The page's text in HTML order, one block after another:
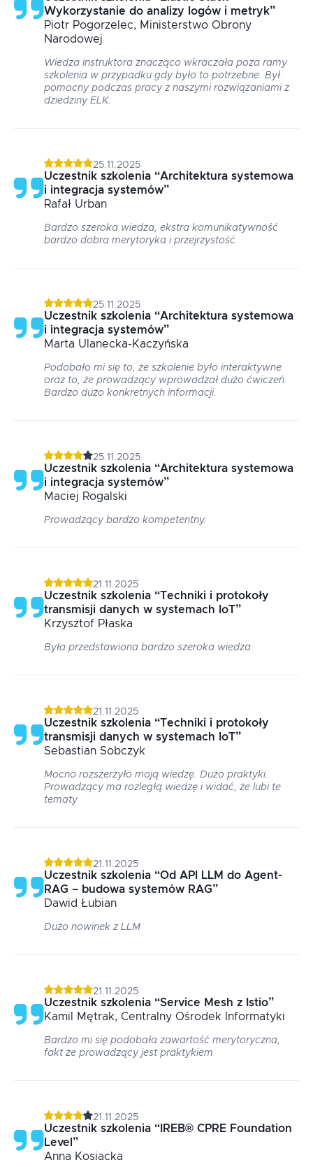
Wykorzystanie do analizy logów i metryk”
Piotr Pogorzelec, Ministerstwo Obrony
Narodowej
Wiedza instruktora znacząco wkraczała poza ramy
szkolenia w przypadku gdy było to potrzebne. Był
pomocny podczas pracy z naszymi rozwiązaniami z
dziedziny ELK.
25.11.2025
Uczestnik szkolenia “Architektura systemowa
i integracja systemów”
Rafał Urban
Bardzo szeroka wiedza, ekstra komunikatywność
bardzo dobra merytoryka i przejrzystość
25.11.2025
Uczestnik szkolenia “Architektura systemowa
i integracja systemów”
Marta Ulanecka-Kaczyńska
Podobało mi się to, że szkolenie było interaktywne
oraz to, że prowadzący wprowadzał dużo ćwiczeń.
Bardzo dużo konkretnych informacji.
25.11.2025
Uczestnik szkolenia “Architektura systemowa
i integracja systemów”
Maciej Rogalski
Prowadzący bardzo kompetentny.
21.11.2025
Uczestnik szkolenia “Techniki i protokoły
transmisji danych w systemach IoT”
Krzysztof Płaska
Była przedstawiona bardzo szeroka wiedza
21.11.2025
Uczestnik szkolenia “Techniki i protokoły
transmisji danych w systemach IoT”
Sebastian Sobczyk
Mocno rozszerzyło moją wiedzę. Dużo praktyki.
Prowadzący ma rozległą wiedzę i widać, że lubi te
tematy
21.11.2025
Uczestnik szkolenia “Od API LLM do Agent-
RAG – budowa systemów RAG”
Dawid Łubian
Dużo nowinek z LLM
21.11.2025
Uczestnik szkolenia “Service Mesh z Istio”
Kamil
Mętrak, Centralny Ośrodek Informatyki
Bardzo mi się podobała zawartość merytoryczna,
fakt że prowadzący jest praktykiem
21.11.2025
Uczestnik szkolenia “ IREB® CPRE Foundation
Level ”
Anna Kosiacka